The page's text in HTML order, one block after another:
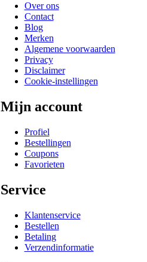
Over ons
Contact
Blog
Merken
Algemene voorwaarden
Privacy
Disclaimer
Cookie-instellingen
Mijn account
Profiel
Bestellingen
Coupons
Favorieten
Service
Klantenservice
Bestellen
Betaling
Verzendinformatie